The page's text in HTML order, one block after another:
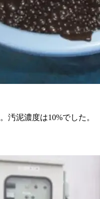
汚泥濃度は10%でした。